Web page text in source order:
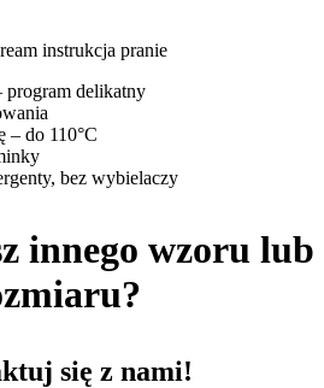
program delikatny
– do 110°C
bez wybielaczy
innego wzoru lub
się z nami!